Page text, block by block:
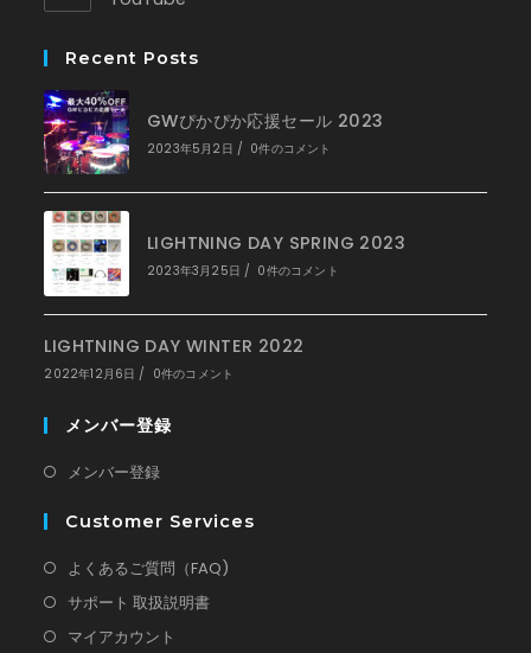
タ
開
く
Recent Posts
GWぴかぴか応援セール 2023
2023年5月2日 / 0件のコメント
LIGHTNING DAY SPRING 2023
2023年3月25日 / 0件のコメント
LIGHTNING DAY WINTER 2022
2022年12月6日 / 0件のコメント
メンバー登録
メンバー登録新
い
タ
ブ
開
Customer Services
よくあるご質問（FAQ)
サポート 取扱説明書新
マイアカウント